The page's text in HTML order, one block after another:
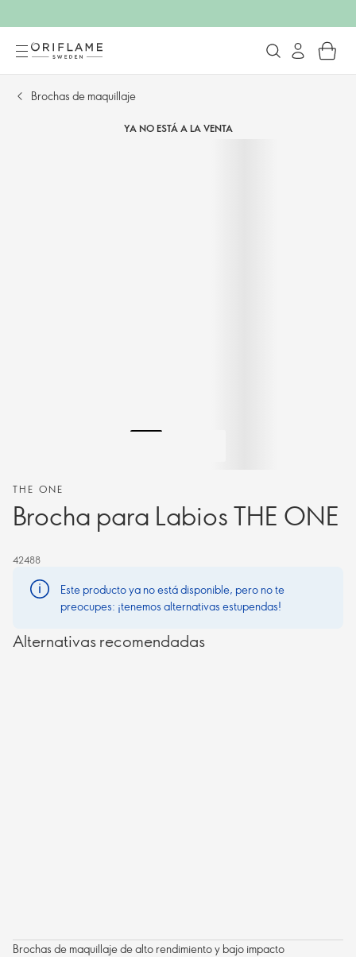
Brochas de maquillaje
YA NO ESTÁ A LA VENTA
THE ONE
Brocha para Labios THE ONE
42488
Este producto ya no está disponible, pero no te
preocupes: ¡tenemos alternativas estupendas!
Alternativas recomendadas
Brochas de maquillaje de alto rendimiento y bajo impacto